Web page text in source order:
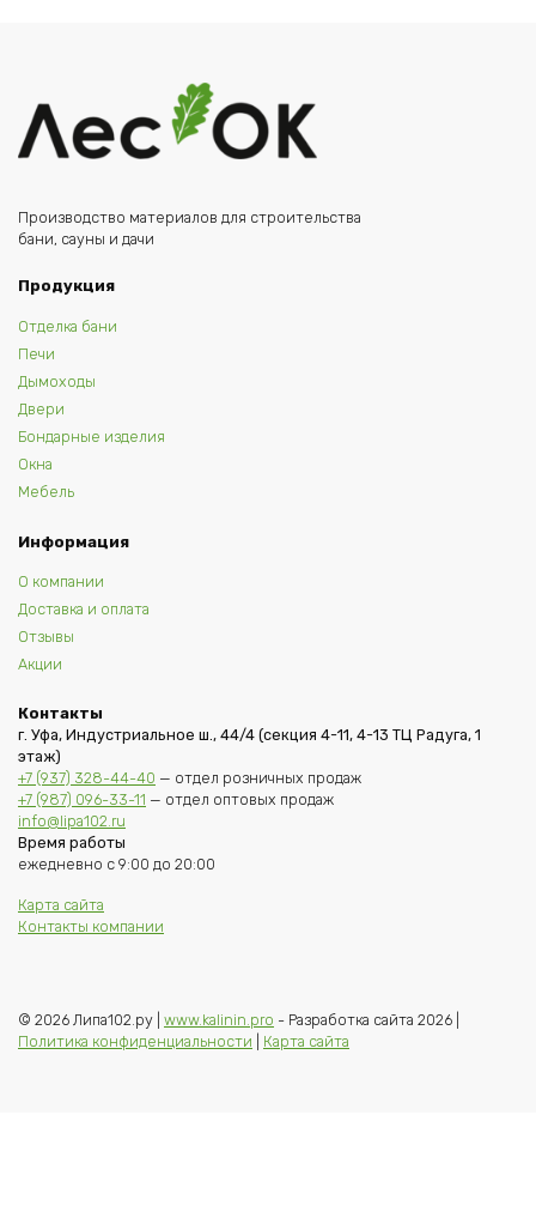
Производство материалов для строительства
бани, сауны и дачи
Продукция
Отделка бани
Печи
Дымоходы
Двери
Бондарные изделия
Окна
Мебель
Информация
О компании
Доставка и оплата
Отзывы
Акции
Контакты
г. Уфа, Индустриальное ш., 44/4 (секция 4-11, 4-13 ТЦ Радуга, 1
этаж)
+7 (937) 328-44-40 — отдел розничных продаж
+7 (987) 096-33-11 — отдел оптовых продаж
info@lipa102.ru
Время работы
ежедневно с 9:00 до 20:00
Карта сайта
Контакты компании
© 2026 Липа102.ру | www.kalinin.pro - Разработка сайта 2026 |
Политика конфиденциальности
Карта сайта